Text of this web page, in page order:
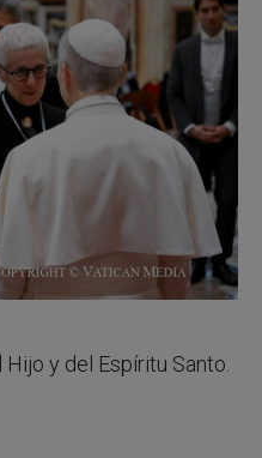
y del Espíritu Santo.